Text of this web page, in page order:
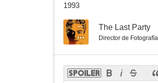
1993
-- The Last Party
Director de Fotografía